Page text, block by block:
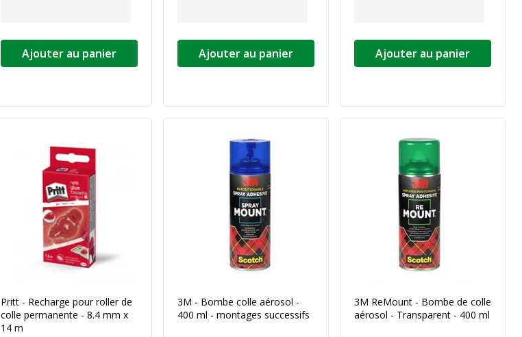
Ajouter au panier Ajouter au panier Ajouter au panier
Pritt - Recharge pour roller de
colle permanente - 8.4 mm x
14 m
3M - Bombe colle aérosol -
400 ml - montages successifs
3M ReMount - Bombe de colle
aérosol - Transparent - 400 ml